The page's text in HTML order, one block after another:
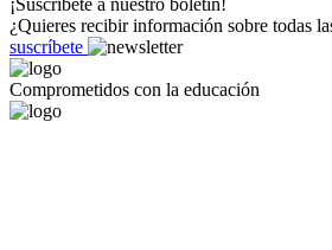
¡Suscríbete a nuestro boletín!
¿Quieres recibir información sobre todas
suscríbete
Comprometidos con la educación